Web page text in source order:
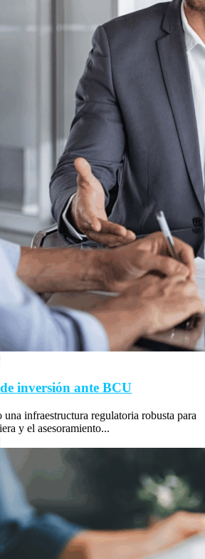
inversión ante BCU
infraestructura regulatoria robusta para
y el asesoramiento...